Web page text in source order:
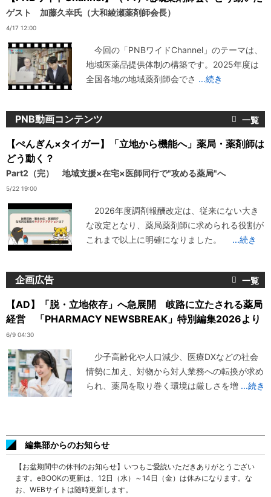
ゲスト 加藤久幸氏（大和綾瀬薬剤師会長）
4/17 12:00
今回の「PNBワイドChannel」のテーマは、
地域医薬品提供体制の構築です。2025年度は
全国各地の地域薬剤師会でさ ...続き
PNB動画コンテンツ
【ぺんぎん×タイガー】「立地から機能へ」薬局・薬剤師は
どう動く？
Part2（完） 地域支援×在宅×医師同行で"攻める薬局"へ
5/22 19:00
2026年度調剤報酬改定は、従来にない大き
な改定となり、薬局薬剤師に求められる役割が
これまで以上に明確になりました。
...続き
企画広告
【AD】「脱・立地依存」へ急展開 岐路に立たされる薬局
経営 「PHARMACY NEWSBREAK」特別編集2026より
6/9 04:30
少子高齢化や人口減少、医療DXなどの社会
情勢に加え、対物から対人業務への転換が求め
られ、薬局を取り巻く環境は厳しさを増 ...続き
編集部からのお知らせ
【お盆期間中の休刊のお知らせ】いつもご愛読いただきありがとうござい
ます。eBOOKの更新は、12日（水）～14日（金）は休みになります。な
お、WEBサイトは随時更新します。